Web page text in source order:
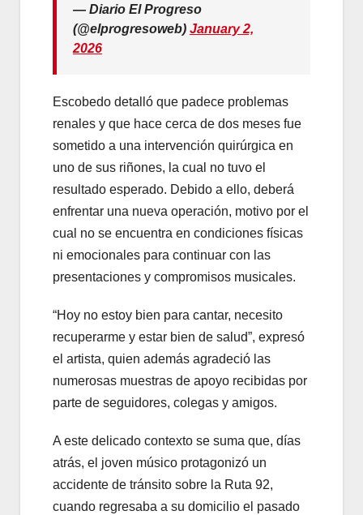
— Diario El Progreso
(@elprogresoweb) January 2,
2026
Escobedo detalló que padece problemas
renales y que hace cerca de dos meses fue
sometido a una intervención quirúrgica en
uno de sus riñones, la cual no tuvo el
resultado esperado. Debido a ello, deberá
enfrentar una nueva operación, motivo por el
cual no se encuentra en condiciones físicas
ni emocionales para continuar con las
presentaciones y compromisos musicales.
“Hoy no estoy bien para cantar, necesito
recuperarme y estar bien de salud”, expresó
el artista, quien además agradeció las
numerosas muestras de apoyo recibidas por
parte de seguidores, colegas y amigos.
A este delicado contexto se suma que, días
atrás, el joven músico protagonizó un
accidente de tránsito sobre la Ruta 92,
cuando regresaba a su domicilio el pasado